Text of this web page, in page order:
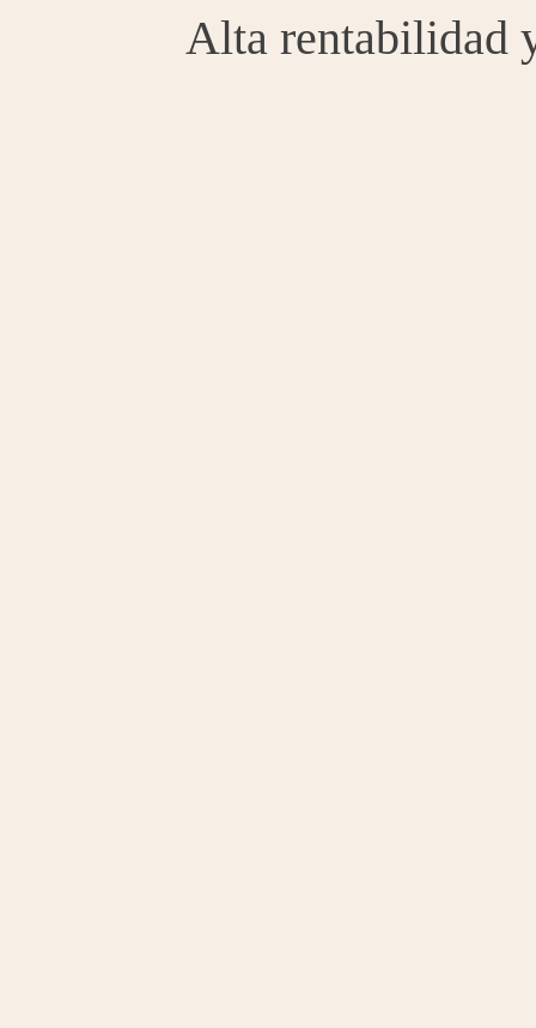
Alta rentabilidad